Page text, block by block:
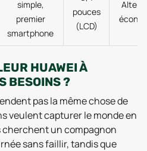
simple,
premier
smartphone
pouces
(LCD)
HUAWEI À
BESOINS ?
pas la même chose de
veulent capturer le monde en
un compagnon
sans faillir, tandis que